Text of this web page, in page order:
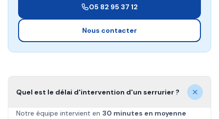
05 82 95 37 12
Nous contacter
Quel est le délai d'intervention d'un serrurier ?
Notre équipe intervient en 30 minutes en moyenne